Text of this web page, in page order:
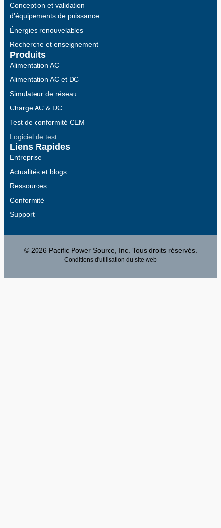
Conception et validation
d'équipements de puissance
Énergies renouvelables
Recherche et enseignement
Produits
Alimentation AC
Alimentation AC et DC
Simulateur de réseau
Charge AC & DC
Test de conformité CEM
Logiciel de test
Liens Rapides
Entreprise
Actualités et blogs
Ressources
Conformité
Support
© 2026 Pacific Power Source, Inc. Tous droits réservés.
Conditions d'utilisation du site web